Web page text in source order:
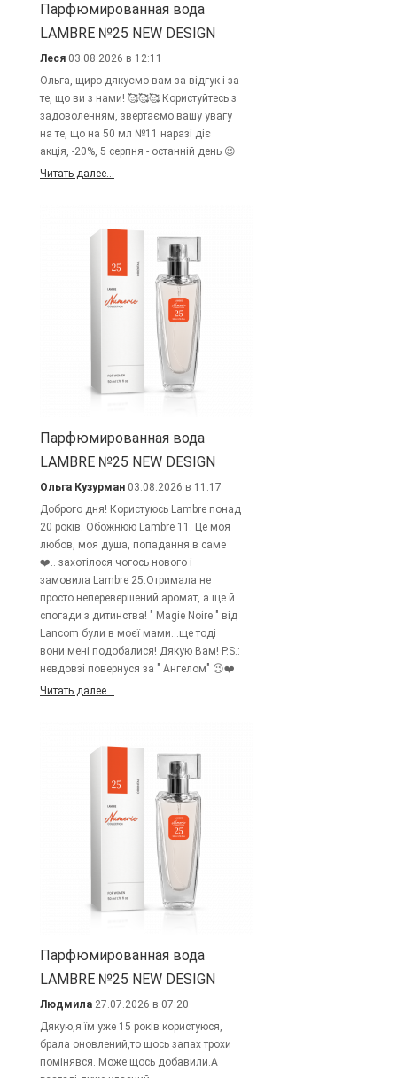
Парфюмированная вода
LAMBRE №25 NEW DESIGN
Леся 03.08.2026 в 12:11
Ольга, щиро дякуємо вам за відгук і за
те, що ви з нами! 🥰🥰🥰 Користуйтесь з
задоволенням, звертаємо вашу увагу
на те, що на 50 мл №11 наразі діє
акція, -20%, 5 серпня - останній день 😉
Читать далее...
Парфюмированная вода
LAMBRE №25 NEW DESIGN
Ольга Кузурман 03.08.2026 в 11:17
Доброго дня! Користуюсь Lambre понад
20 років. Обожнюю Lambre 11. Це моя
любов, моя душа, попадання в саме
❤️.. захотілося чогось нового і
замовила Lambre 25.Отримала не
просто неперевершений аромат, а ще й
спогади з дитинства! " Magie Noire " від
Lancom були в моєї мами...ще тоді
вони мені подобалися! Дякую Вам! P.S.:
невдовзі повернуся за " Ангелом" 😉❤️
Читать далее...
Парфюмированная вода
LAMBRE №25 NEW DESIGN
Людмила 27.07.2026 в 07:20
Дякую,я їм уже 15 років користуюся,
брала оновлений,то щось запах трохи
помінявся. Може щось добавили.А